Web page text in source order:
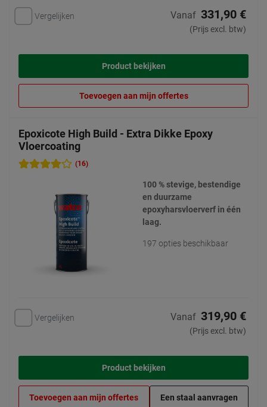
Vergelijken Vanaf 331,90 €
(Prijs excl. btw)
Product bekijken
Toevoegen aan mijn offertes
Epoxicote High Build - Extra Dikke Epoxy
Vloercoating
(16)
100 % stevige, bestendige
en duurzame
epoxyharsvloerverf in één
laag.
197 opties beschikbaar
Vergelijken Vanaf 319,90 €
(Prijs excl. btw)
Product bekijken
Toevoegen aan mijn offertes Een staal aanvragen